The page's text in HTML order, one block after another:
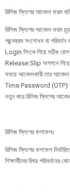
রিলিজ স্লিপের আবেদন ফরম
রিলিজ স্লিপের আবেদন ফরম
পছন্দক্রম সংশোধন বা
Login লিংকে গিয়ে সঠিক রোল
Release Slip অপশনে
সময়ে আবেদনকারী তার
Time Password (OTP)
নতুন করে রিলিজ স্লিপের
রিলিজ স্লিপের ফলাফলঃ
রিলিজ স্লিপের ফলাফল
শিক্ষার্থীদের বিষয় পরিবর্তনের